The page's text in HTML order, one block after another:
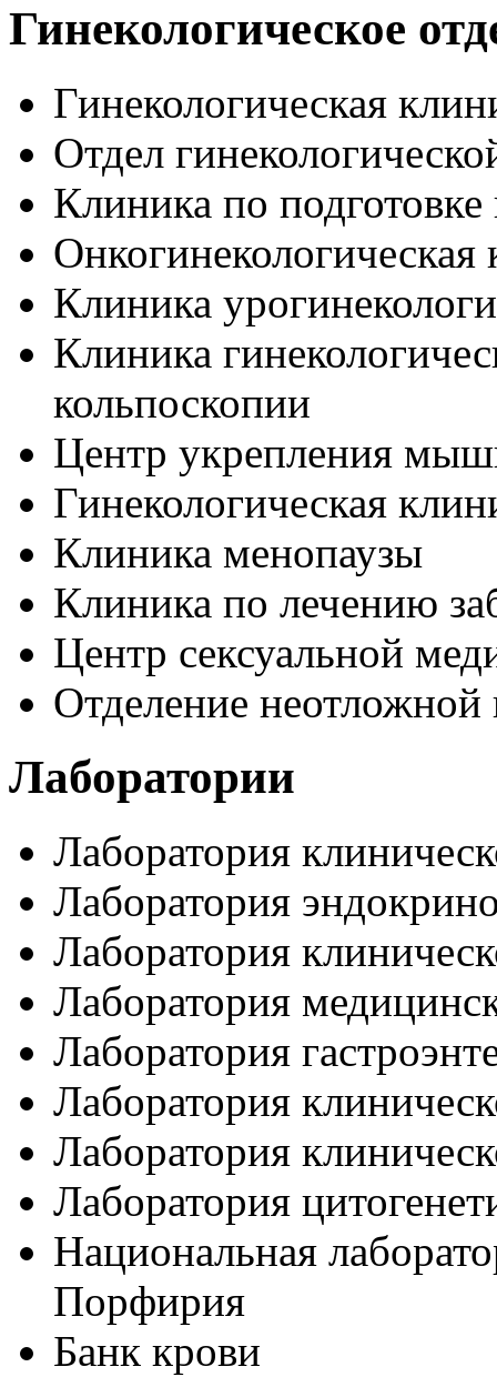
Гинекологическое
Гинекологическая
Отдел
Клиника по
Онкогинекологическая
Клиника
Клиника
кольпоскопии
Центр укрепления
Гинекологическая
Клиника менопаузы
Клиника по лечению
Центр сексуальной
Отделение
Лаборатории
Лаборатория
Лаборатория
Лаборатория
Лаборатория
Лаборатория
Лаборатория
Лаборатория
Лаборатория
Национальная
Порфирия
Банк крови